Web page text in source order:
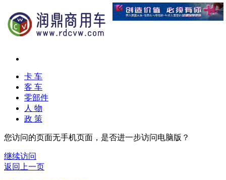
卡 车
客 车
零部件
人 物
政 策
您访问的页面无手机页面，是否进一步访问电脑版？
继续访问
返回上一页